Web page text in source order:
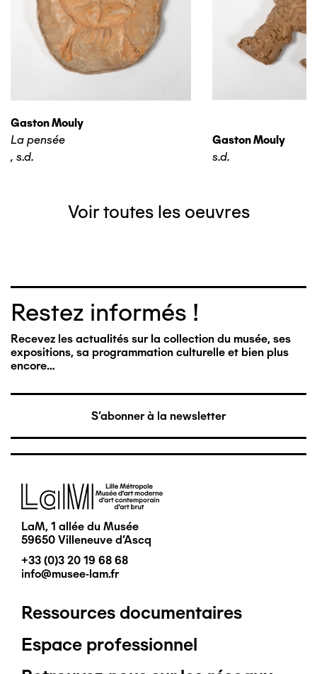
Gaston Mouly
La pensée
, s.d.
Gaston Mouly
s.d.
Voir toutes les oeuvres
Restez informés !
Recevez les actualités sur la collection du musée, ses
expositions, sa programmation culturelle et bien plus
encore…
S'abonner à la newsletter
Image
LaM, 1 allée du Musée
59650 Villeneuve d'Ascq
+33 (0)3 20 19 68 68
info@musee-lam.fr
Pied
de
Ressources documentaires
Espace professionnel